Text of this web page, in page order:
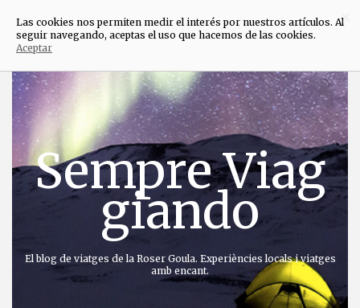
Anar
directament
contingut
Sempre Viag
giando
El blog de viatges de la Roser Goula. Experiències locals i viatges
amb encant.
×
Las cookies nos permiten medir el interés por nuestros artículos. Al
seguir navegando, aceptas el uso que hacemos de las cookies.
Aceptar